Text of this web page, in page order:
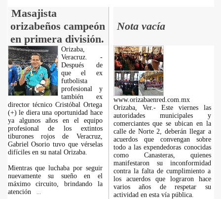
Masajista
orizabeños campeón
en primera división.
Nota vacía
Orizaba,
Veracruz. -
Después de
que el ex
futbolista
profesional y
también ex
director técnico Cristóbal Ortega
(+) le diera una oportunidad hace
ya algunos años en el equipo
profesional de los extintos
tiburones rojos de Veracruz,
Gabriel Osorio tuvo que vérselas
difíciles en su natal Orizaba.
Mientras que luchaba por seguir
nuevamente su sueño en el
máximo circuito, brindando la
atención
www.orizabaenred.com.mx
Orizaba, Ver.- Este viernes las
autoridades municipales y
comerciantes que se ubican en la
calle de Norte 2, deberán llegar a
acuerdos que convengan sobre
todo a las expendedoras conocidas
como Canasteras, quienes
manifestaron su inconformidad
contra la falta de cumplimiento a
los acuerdos que lograron hace
varios años de respetar su
actividad en esta vía pública.